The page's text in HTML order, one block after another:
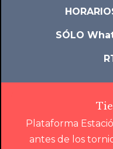
SÓLO
Plataforma
antes de los